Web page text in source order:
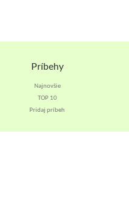
Príbehy
Najnovšie
TOP 10
Pridaj príbeh